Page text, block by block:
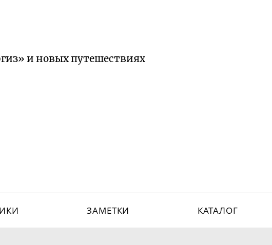
и новых путешествиях
ЗАМЕТКИ КАТАЛОГ